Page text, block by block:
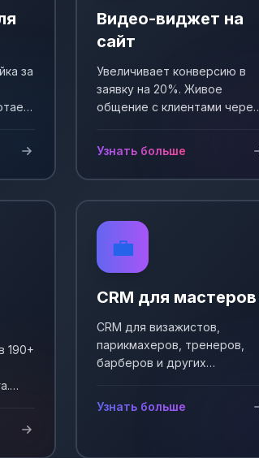
за
Видео-виджет на
сайт
Увеличивает конверсию в
заявку на 20%. Живое
общение с клиентами через
Узнать больше
190+
💼
CRM для мастеров
CRM для визажистов,
парикмахеров, тренеров,
барберов и других
Узнать больше